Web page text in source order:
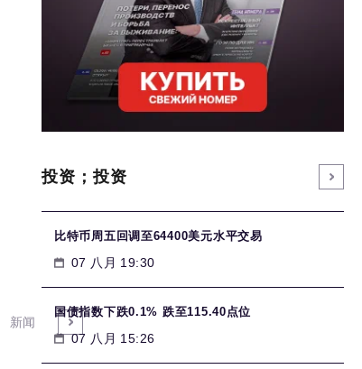
新闻
投资；投资
比特币周五回调至64400美元水平交易
07 八月 19:30
国债指数下跌0.1% 跌至115.40点位
07 八月 15:26